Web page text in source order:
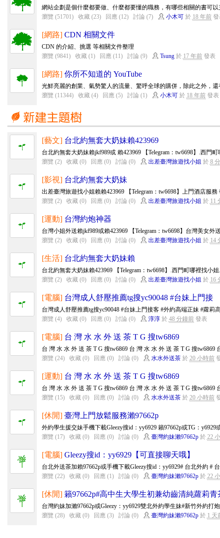
網站企劃是個什麼都要做、什麼都要懂的職務，有哪些相關的書可
瀏覽 (51701)
收藏 (23) 回應 (12) 討論 (7) 小木可於 18 年前發
[網路] CDN 相關文件
CDN 的介紹、挑選 等相關文件整理
瀏覽 (9841)
收藏 (1) 回應 (11) 討論 (9) Tsung於 17 年前發表
[網路] 你所不知道的 YouTube
光鮮亮麗的創業、氣勢驚人的流量、驚呼全球的購併，除此之外，還
瀏覽 (11344)
收藏 (4) 回應 (5) 討論 (1) 小木可於 18 年前發表
[藝文] 台北約無套大奶妹賴423969
台北約無套大奶妹賴jkf989或 賴423969 【Telegram：tw6698】.西門
瀏覽 (2)
收藏 (0) 回應 (0) 討論 (0) 出差臺灣旅遊找小姐 於 8
[影視] 台北約無套大奶妹
出差臺灣旅遊找小姐賴賴423969 【Telegram：tw6698】上門酒店服
瀏覽 (2)
收藏 (0) 回應 (0) 討論 (0) 出差臺灣旅遊找小姐 於 11
[運動] 台灣約炮神器
台灣小姐外送賴jkf989或賴423969 【Telegram：tw6698】台灣美女
瀏覽 (2)
收藏 (0) 回應 (0) 討論 (0) 出差臺灣旅遊找小姐 於 14
[生活] 台北約無套大奶妹賴
台北約無套大奶妹賴423969 【Telegram：tw6698】.西門町哪裡找小
瀏覽 (2)
收藏 (0) 回應 (0) 討論 (0) 出差臺灣旅遊找小姐 於 16
[電腦] 台灣成人舒壓推薦tg搜yc90048 #台妹上門接
台灣成人舒壓推薦tg搜yc90048 #台妹上門接客 #外約高端正妹 #蘿莉
瀏覽 (4)
收藏 (0) 回應 (0) 討論 (0) 淳淳於 48 分鐘前發表
[電腦] 台 灣 水 水 外 送 茶 T G 搜tw6869
台 灣 水 水 外 送 茶 T G 搜tw6869 台 灣 水 水 外 送 茶 T G 搜tw6869
瀏覽 (24)
收藏 (0) 回應 (0) 討論 (0) 水水外送茶於 20 小時前
[運動] 台 灣 水 水 外 送 茶 T G 搜tw6869
台 灣 水 水 外 送 茶 T G 搜tw6869 台 灣 水 水 外 送 茶 T G 搜tw6869
瀏覽 (15)
收藏 (0) 回應 (0) 討論 (0) 水水外送茶於 20 小時前
[休閒] 臺灣上門放鬆服務瀨97662p
外約學生援交妹手機下載Gleezy搜id：yy6929 籟97662p或TG：y6929
瀏覽 (17)
收藏 (0) 回應 (0) 討論 (0) 臺灣約妹瀨97662p於 22
[電腦] Gleezy搜id：yy6929【可直接聊天哦】
台北外送茶加賴97662p或手機下載Gleezy搜id：yy6929# 台北外約 #
瀏覽 (22)
收藏 (0) 回應 (1) 討論 (0) 臺灣約妹瀨97662p於 22
[休閒] 籟97662p#高中生大學生初兼幼齒清純蘿莉青
台灣約妹加瀨97662p或Gleezy：yy6929雙北外約學生妹#新竹外約打
瀏覽 (28)
收藏 (0) 回應 (3) 討論 (0) 臺灣約妹瀨97662p於 1 天